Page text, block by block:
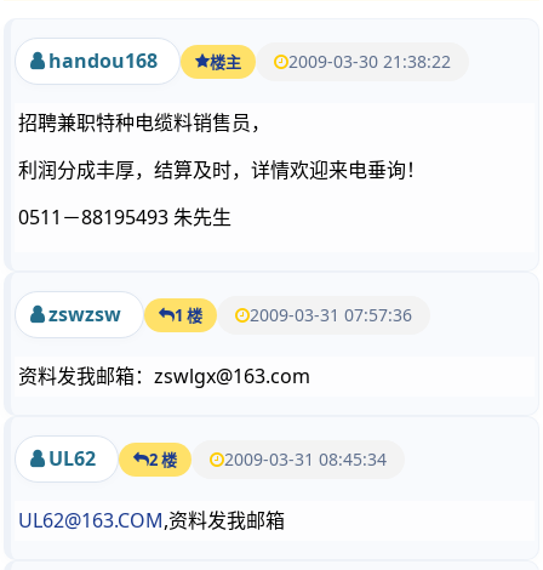
handou168 楼主 2009-03-30 21:38:22
招聘兼职特种电缆料销售员，
利润分成丰厚，结算及时，详情欢迎来电垂询！
0511－88195493 朱先生
zswzsw 1 楼 2009-03-31 07:57:36
资料发我邮箱：zswlgx@163.com
UL62 2 楼 2009-03-31 08:45:34
UL62@163.COM,资料发我邮箱